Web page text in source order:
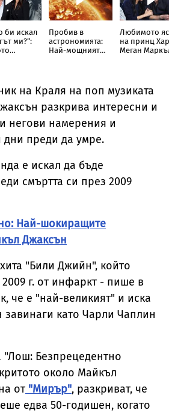
би искал
ми?“:
Пробив в
астрономията:
Най-мощният
Любимото
на принц
Меган
на Краля на поп музиката
разкрива интересни и
негови намерения и
дни преди да умре.
е искал да бъде
смъртта си през 2009
Най-шокиращите
Джаксън
"Били Джийн", който
г. от инфаркт - пише в
че е "най-великият" и иска
като Чарли Чаплин
"Лош: Безпрецедентно
около Майкъл
от "Мирър", разкриват, че
едва 50-годишен, когато